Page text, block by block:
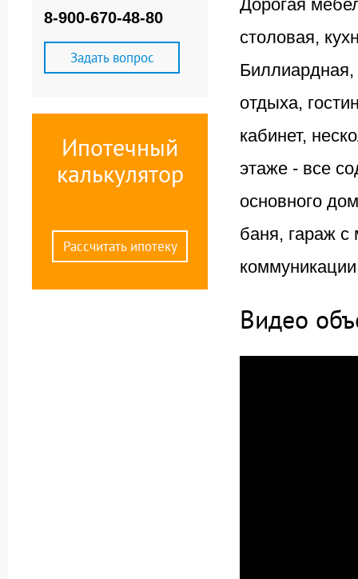
8-900-670-48-80
Задать вопрос
Ипотечный
калькулятор
Рассчитать ипотеку
Дорогая
столовая,
Биллиардная,
отдыха,
кабинет,
этаже - все
основного
баня, гараж с
коммуникации
Видео